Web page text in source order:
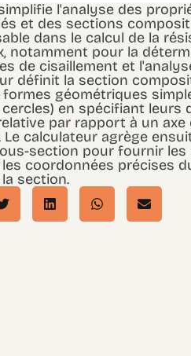
l'analyse des
et des sections
dans le calcul de la
notamment pour la
de cisaillement et
définit la section
géométriques
en spécifiant leurs
par rapport à un axe
Le calculateur agrège
section pour fournir
coordonnées précises
section.